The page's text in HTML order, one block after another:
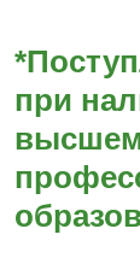
при